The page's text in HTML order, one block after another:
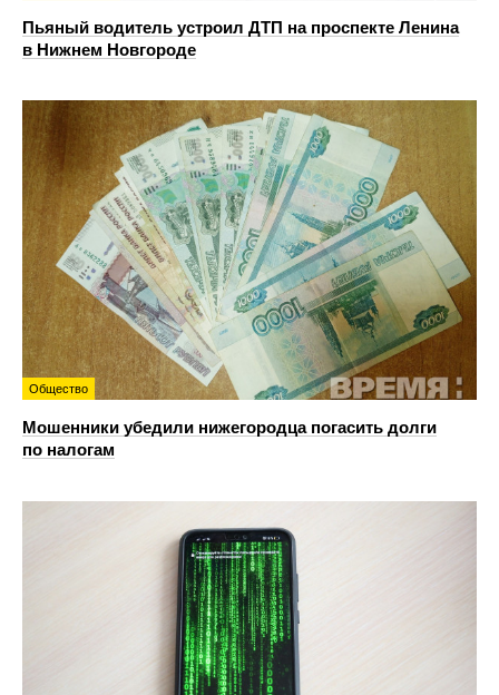
Пьяный водитель устроил ДТП на проспекте Ленина
в Нижнем Новгороде
Общество
Мошенники убедили нижегородца погасить долги
по налогам